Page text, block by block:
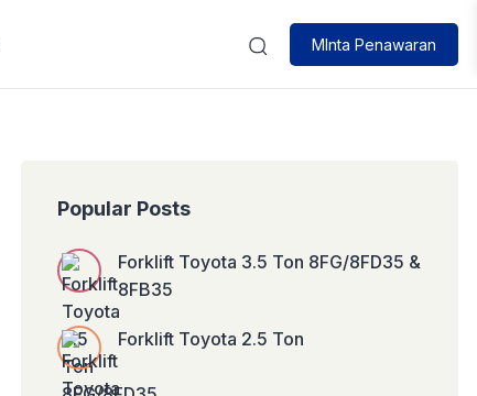
MInta Penawaran
Popular Posts
Forklift Toyota 3.5 Ton 8FG/8FD35 &
8FB35
Forklift Toyota 2.5 Ton